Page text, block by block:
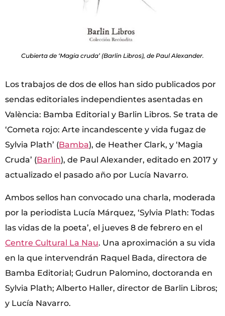
Cubierta de ‘Magia cruda’ (Barlin Libros), de Paul Alexander.
Los trabajos de dos de ellos han sido publicados por
sendas editoriales independientes asentadas en
València: Bamba Editorial y Barlin Libros. Se trata de
‘Cometa rojo: Arte incandescente y vida fugaz de
Sylvia Plath’ (Bamba), de Heather Clark, y ‘Magia
Cruda’ (Barlin), de Paul Alexander, editado en 2017 y
actualizado el pasado año por Lucía Navarro.
Ambos sellos han convocado una charla, moderada
por la periodista Lucía Márquez, ‘Sylvia Plath: Todas
las vidas de la poeta’, el jueves 8 de febrero en el
Centre Cultural La Nau. Una aproximación a su vida
en la que intervendrán Raquel Bada, directora de
Bamba Editorial; Gudrun Palomino, doctoranda en
Sylvia Plath; Alberto Haller, director de Barlin Libros;
y Lucía Navarro.